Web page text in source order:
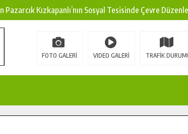
Pazarcık Kızkapanlı’nın Sosyal Tesisinde Çevre
Kırsalına Modern Ulaşım Yatırımı.
Uluslararası Başarı: Edinilen Bilgi Türk Tarımına Katkı
FOTO GALERİ VIDEO GALERİ TRAFİK